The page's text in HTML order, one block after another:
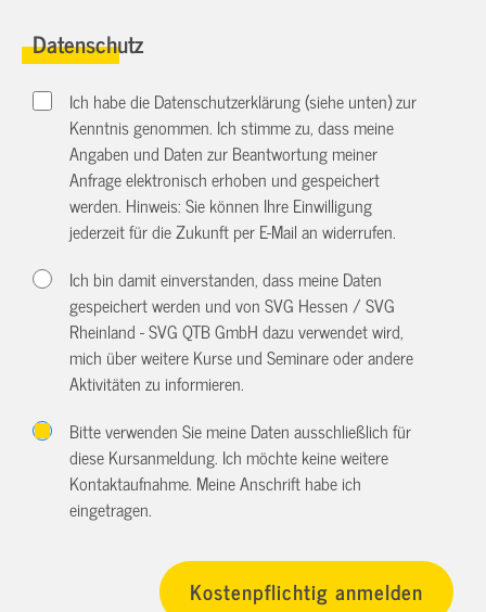
Datenschutz
Ich habe die Datenschutzerklärung (siehe unten) zur
Kenntnis genommen. Ich stimme zu, dass meine
Angaben und Daten zur Beantwortung meiner
Anfrage elektronisch erhoben und gespeichert
werden. Hinweis: Sie können Ihre Einwilligung
jederzeit für die Zukunft per E-Mail anwiderrufen.
Ich bin damit einverstanden, dass meine Daten
gespeichert werden und von SVG Hessen / SVG
Rheinland - SVG QTB GmbH dazu verwendet wird,
mich über weitere Kurse und Seminare oder andere
Aktivitäten zu informieren.
Bitte verwenden Sie meine Daten ausschließlich für
diese Kursanmeldung. Ich möchte keine weitere
Kontaktaufnahme. Meine Anschrift habe ich
eingetragen.